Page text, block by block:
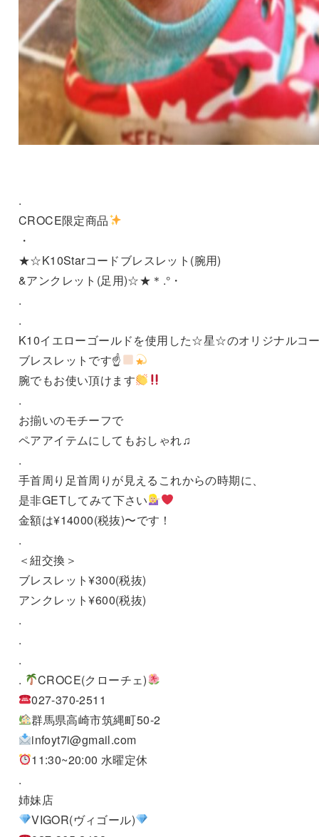
.
CROCE限定商品
・
★☆K10Starコードブレスレット(腕用)
&アンクレット(足用)☆★＊.°・
.
.
K10イエローゴールドを使用した☆星☆のオリジナルコ
ブレスレットです☝
腕でもお使い頂けます
.
お揃いのモチーフで
ペアアイテムにしてもおしゃれ♫
.
手首周り足首周りが見えるこれからの時期に、
是非GETしてみて下さい
金額は¥14000(税抜)〜です！
.
＜紐交換＞
ブレスレット¥300(税抜)
アンクレット¥600(税抜)
.
.
.
.
CROCE(クローチェ)
027-370-2511
群馬県高崎市筑縄町50-2
infoyt7i@gmail.com
11:30~20:00 水曜定休
.
姉妹店
VIGOR(ヴィゴール)